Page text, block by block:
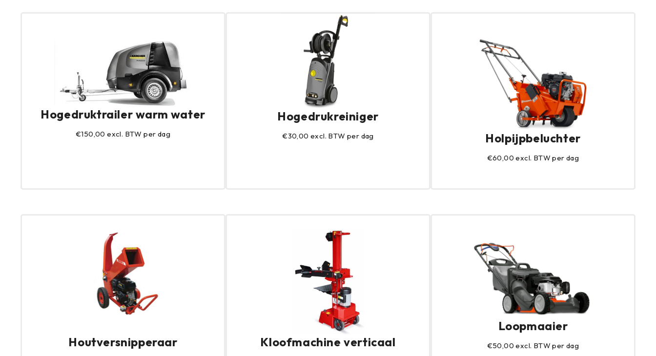
Hogedruktrailer warm water
€150,00 excl. BTW per dag
Hogedrukreiniger
€30,00 excl. BTW per dag Holpijpbeluchter
€60,00 excl. BTW per dag
Houtversnipperaar Kloofmachine verticaal
Loopmaaier
€50,00 excl. BTW per dag